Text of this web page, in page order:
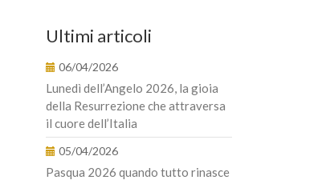
Ultimi articoli
06/04/2026
Lunedì dell’Angelo 2026, la gioia
della Resurrezione che attraversa
il cuore dell’Italia
05/04/2026
Pasqua 2026 quando tutto rinasce